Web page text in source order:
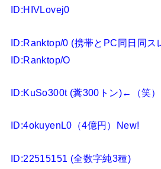
ID:HIVLovej0
ID:Ranktop/0 (携帯とPC同日同ス
ID:Ranktop/O
ID:KuSo300t (糞300トン)←（笑）
ID:4okuyenL0（4億円）New!
ID:22515151 (全数字純3種)